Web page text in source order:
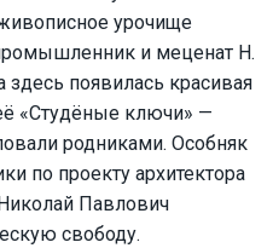
урочище
и меценат Н.
здесь появилась красивая
«Студёные ключи» —
родниками. Особняк
по проекту архитектора
Павлович
свободу.